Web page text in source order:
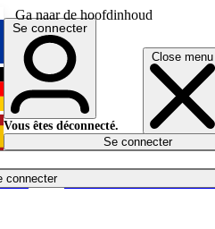
Ga naar de hoofdinhoud
Close menu
connecter
English
Deutsch
Español
Se connecter
Vous êtes déconnecté.
Se connecter